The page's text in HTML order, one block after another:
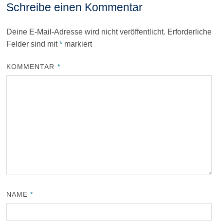
Schreibe einen Kommentar
Deine E-Mail-Adresse wird nicht veröffentlicht. Erforderliche
Felder sind mit*markiert
KOMMENTAR *
NAME*